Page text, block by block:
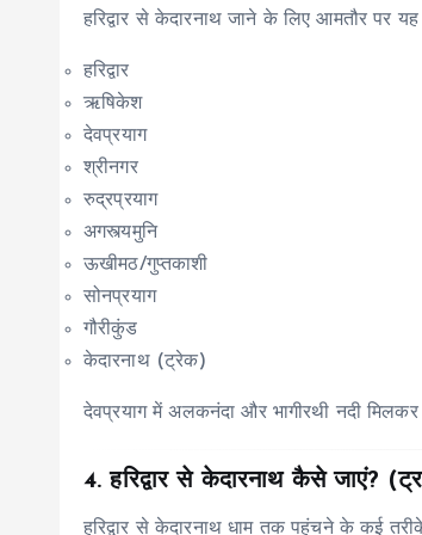
हरिद्वार से केदारनाथ जाने के लिए आमतौर पर
हरिद्वार
ऋषिकेश
देवप्रयाग
श्रीनगर
रुद्रप्रयाग
अगस्त्यमुनि
ऊखीमठ/गुप्तकाशी
सोनप्रयाग
गौरीकुंड
केदारनाथ (ट्रेक)
देवप्रयाग में अलकनंदा और भागीरथी नदी
4. हरिद्वार से केदारनाथ कैसे जाएं?
हरिद्वार से केदारनाथ धाम तक पहुंचने के कई